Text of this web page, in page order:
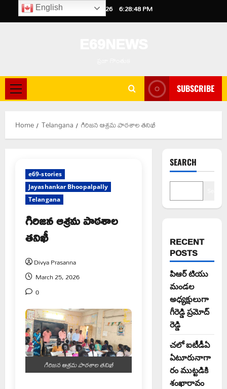
to
August 6, 2026 6:28:49 PM
Primary
Menu
SUBSCRIBE
Home Telangana గిరిజన ఆశ్రమ పాఠశాల తనిఖీ
e69-stories
Jayashankar Bhoopalpally
Telangana
గిరిజన ఆశ్రమ పాఠశాల
తనిఖీ
Divya Prasanna
March 25, 2026
0
గిరిజన ఆశ్రమ పాఠశాల తనిఖీ
SEARCH
RECENT
POSTS
పిఆర్ టియు
మండల
అధ్యక్షులుగా
గీరెడ్డి ప్రమోద్
రెడ్డి
చలో ఐటీడీఏ
ఏటూరునాగా
రం ముట్టడికి
శంఖారావం
English